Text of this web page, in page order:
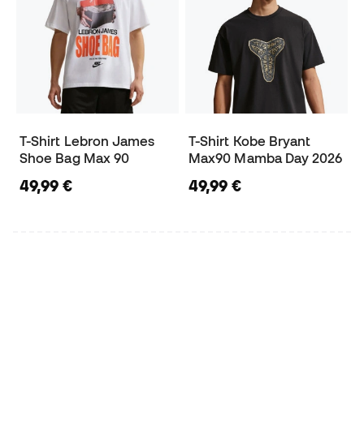
T-Shirt Lebron James
Shoe Bag Max 90
49,99 €
T-Shirt Kobe Bryant
Max90 Mamba Day 2026
49,99 €